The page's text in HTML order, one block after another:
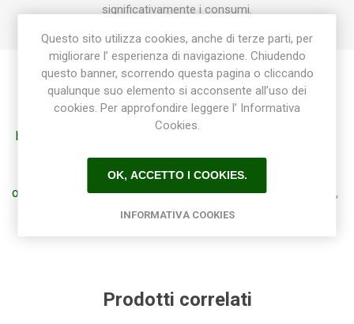
significativamente i consumi.
Etichetta del prodotto
benza
olio per catena motosega (3), olio per catena
catena motosega (3), catene motoseghe
olio lubrificante (3), lubrificante (4), echo (5), olio echo
,
olio biodegradabile (3), biodegradabile
Prodotti correlati
Questo sito utilizza cookies, anche di terze parti, per
migliorare l’ esperienza di navigazione. Chiudendo
questo banner, scorrendo questa pagina o cliccando
qualunque suo elemento si acconsente all’uso dei
cookies. Per approfondire leggere l’ Informativa
Cookies.
OK, ACCETTO I COOKIES.
INFORMATIVA COOKIES